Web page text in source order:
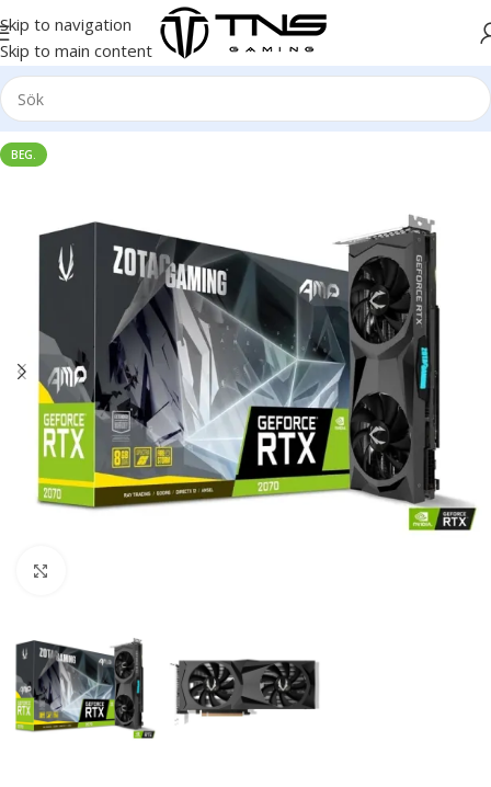
Skip to navigation
Skip to main content
BEG.